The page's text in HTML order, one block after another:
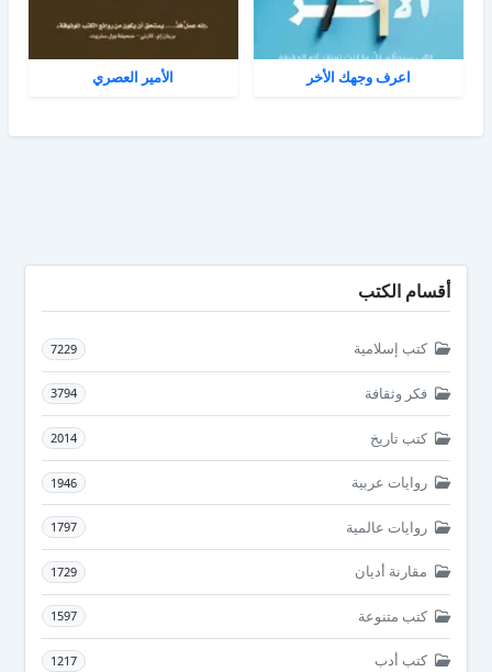
اعرف وجهك الأخر الأمير العصري
أقسام الكتب
كتب إسلامية 7229
فكر وثقافة 3794
كتب تاريخ 2014
روايات عربية 1946
روايات عالمية 1797
مقارنة أديان 1729
كتب متنوعة 1597
كتب أدب 1217